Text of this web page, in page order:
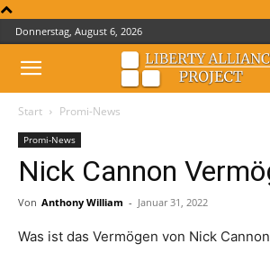
Donnerstag, August 6, 2026
Start Promi-News
Promi-News
Nick Cannon
Von Anthony William - Januar 31, 2022
Was ist das Vermögen von Nick